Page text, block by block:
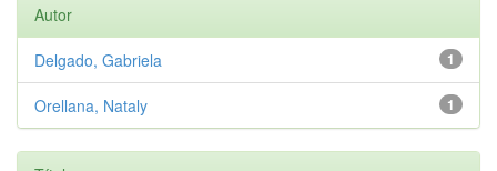
Autor
1
Delgado, Gabriela
1
Orellana, Nataly